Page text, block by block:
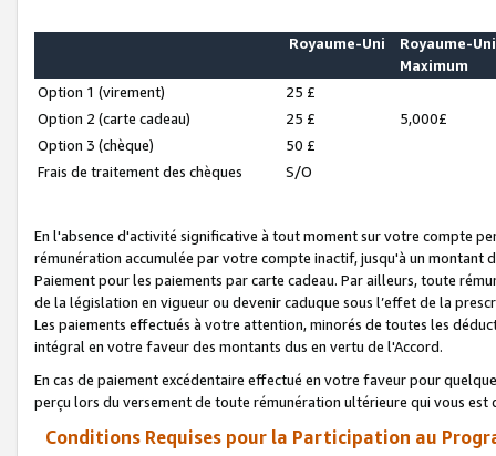
Royaume-Uni
Royaume-Uni
Maximum
Option 1 (virement)
25 £
Option 2 (carte cadeau)
25 £
5,000£
Option 3 (chèque)
50 £
Frais de traitement des chèques
S/O
En l'absence d'activité significative à tout moment sur votre compte
rémunération accumulée par votre compte inactif, jusqu'à un montant
Paiement pour les paiements par carte cadeau. Par ailleurs, toute
de la législation en vigueur ou devenir caduque sous l’effet de la
Les paiements effectués à votre attention, minorés de toutes les
intégral en votre faveur des montants dus en vertu de l'Accord.
En cas de paiement excédentaire effectué en votre faveur pour
perçu lors du versement de toute rémunération ultérieure qui vous est
Conditions Requises pour la Participation au